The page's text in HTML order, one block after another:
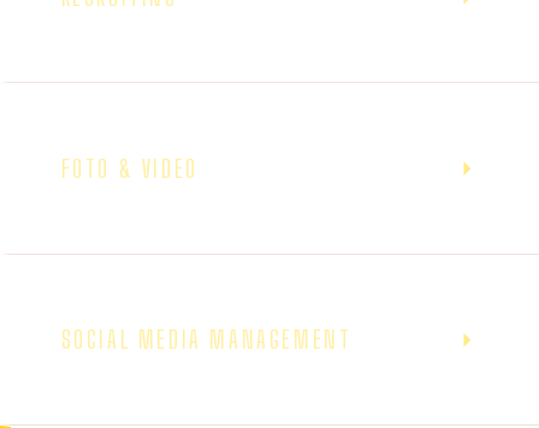
FOTO & VIDEO
SOCIAL MEDIA MANAGEMENT